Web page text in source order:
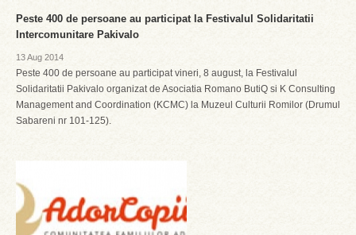
Peste 400 de persoane au participat la Festivalul Solidaritatii
Intercomunitare Pakivalo
13 Aug 2014
Peste 400 de persoane au participat vineri, 8 august, la Festivalul
Solidaritatii Pakivalo organizat de Asociatia Romano ButiQ si K Consulting
Management and Coordination (KCMC) la Muzeul Culturii Romilor (Drumul
Sabareni nr 101-125).